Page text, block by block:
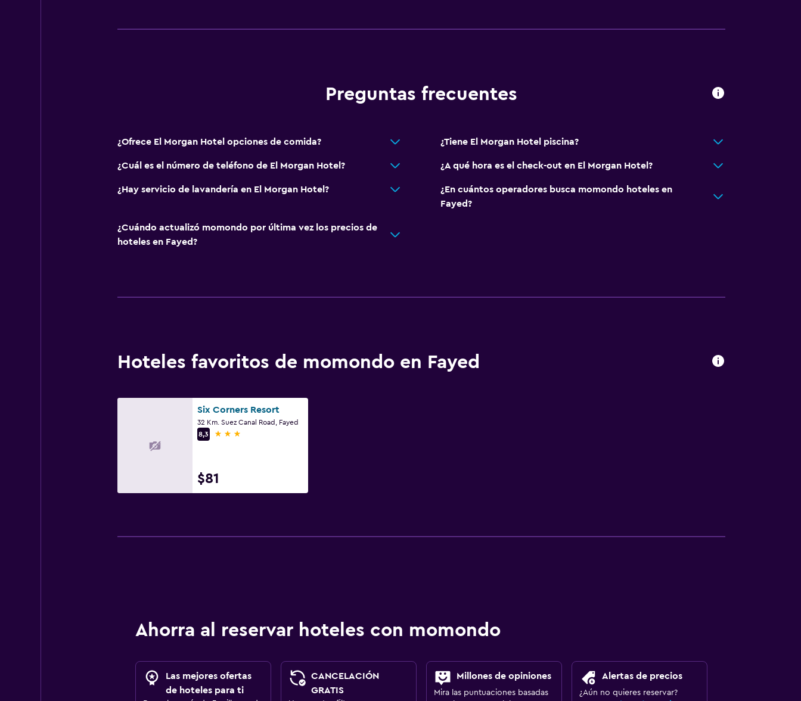
Preguntas frecuentes
¿Ofrece El Morgan Hotel opciones de comida? ¿Tiene El Morgan Hotel piscina?
¿Cuál es el número de teléfono de El Morgan Hotel? ¿A qué hora es el check-out en El Morgan Hotel?
¿Hay servicio de lavandería en El Morgan Hotel?
¿En cuántos operadores busca momondo hoteles en
Fayed?
¿Cuándo actualizó momondo por última vez los precios de
hoteles en Fayed?
Hoteles favoritos de momondo en Fayed
Six Corners Resort
32 Km. Suez Canal Road, Fayed
8,3
3 estrellas
$81
Ahorra al reservar hoteles con momondo
Las mejores ofertas
de hoteles para ti
CANCELACIÓN
GRATIS
Millones de opiniones
Mira las puntuaciones basadas
Alertas de precios
¿Aún no quieres reservar?